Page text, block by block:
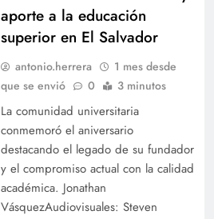
aporte a la educación
superior en El Salvador
antonio.herrera
1 mes desde
que se envió
0 3 minutos
La comunidad universitaria
conmemoró el aniversario
destacando el legado de su fundador
y el compromiso actual con la calidad
académica. Jonathan
VásquezAudiovisuales: Steven